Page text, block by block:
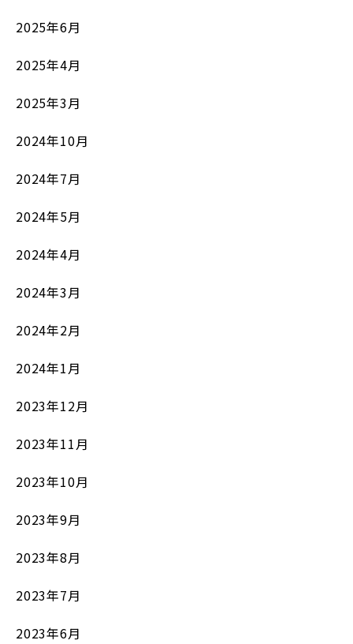
2025年6月
2025年4月
2025年3月
2024年10月
2024年7月
2024年5月
2024年4月
2024年3月
2024年2月
2024年1月
2023年12月
2023年11月
2023年10月
2023年9月
2023年8月
2023年7月
2023年6月